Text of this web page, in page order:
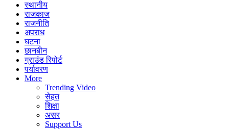
The Janmitra
The Janmitra
स्थानीय
राजकाज
राजनीति
अपराध
घटना
छानबीन
ग्राउंड रिपोर्ट
पर्यावरण
More
Trending Video
सेहत
शिक्षा
असर
Support Us